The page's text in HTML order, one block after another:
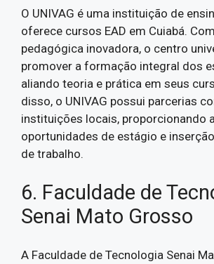
O UNIVAG é uma instituição de
oferece cursos EAD em Cuiabá.
pedagógica inovadora, o centro
promover a formação integral dos
aliando teoria e prática em seus
disso, o UNIVAG possui parcerias
instituições locais, proporcionando
oportunidades de estágio e
de trabalho.
6. Faculdade de
Senai Mato Grosso
A Faculdade de Tecnologia Senai